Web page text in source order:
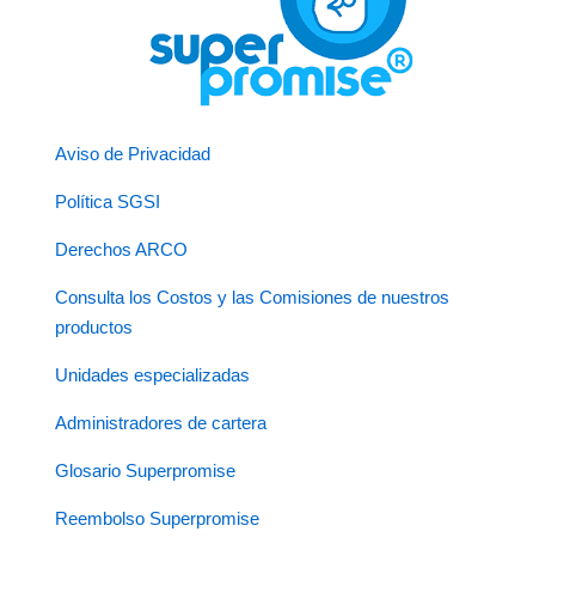
Aviso de Privacidad
Política SGSI
Derechos ARCO
Consulta los Costos y las Comisiones de nuestros
productos
Unidades especializadas
Administradores de cartera
Glosario Superpromise
Reembolso Superpromise